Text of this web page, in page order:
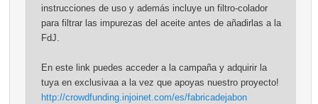
instrucciones de uso y además incluye un filtro-colador
para filtrar las impurezas del aceite antes de añadirlas a la
FdJ.
En este link puedes acceder a la campaña y adquirir la
tuya en exclusivaa a la vez que apoyas nuestro proyecto!
http://crowdfunding.injoinet.com/es/fabricadejabon